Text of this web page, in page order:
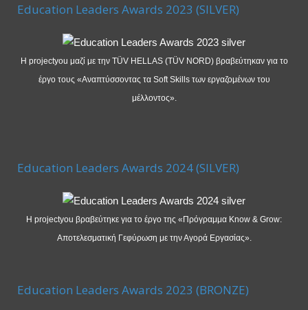
Education Leaders Awards 2023 (SILVER)
Η projectyou μαζί με την TÜV HELLAS (TÜV NORD) βραβεύτηκαν για το
έργο τους «Αναπτύσσοντας τα Soft Skills των εργαζομένων του
μέλλοντος».
Education Leaders Awards 2024 (SILVER)
Η projectyou βραβεύτηκε για το έργο της «Πρόγραμμα Know & Grow:
Αποτελεσματική Γεφύρωση με την Αγορά Εργασίας».
Education Leaders Awards 2023 (BRONZE)